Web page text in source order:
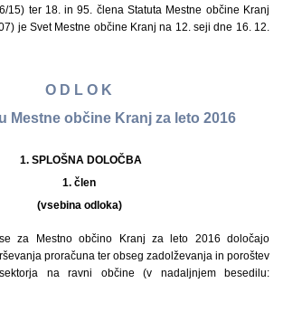
15) ter 18. in 95. člena Statuta Mestne občine Kranj
je Svet Mestne občine Kranj na 12. seji dne 16. 12.
O D L O K
Mestne občine Kranj za leto 2016
1. SPLOŠNA DOLOČBA
1. člen
(vsebina odloka)
za Mestno občino Kranj za leto 2016 določajo
proračuna ter obseg zadolževanja in poroštev
na ravni občine (v nadaljnjem besedilu: